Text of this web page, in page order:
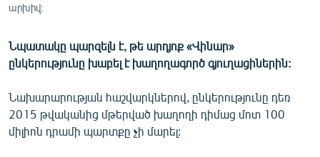
ԱՐԽԻՎ
ԲԱՆԱՎԵՃ
ՓՈԴՔԱՍԹ
արխիվ:
Նպատակը պարզելն է, թե արդյոք «Վինար»
ընկերությունը խաբել է խաղողագործ գյուղացիներին:
Նախարարության հաշվարկներով, ընկերությունը դեռ
2015 թվականից մթերված խաղողի դիմաց մոտ 100
միլիոն դրամի պարտքը չի մարել: